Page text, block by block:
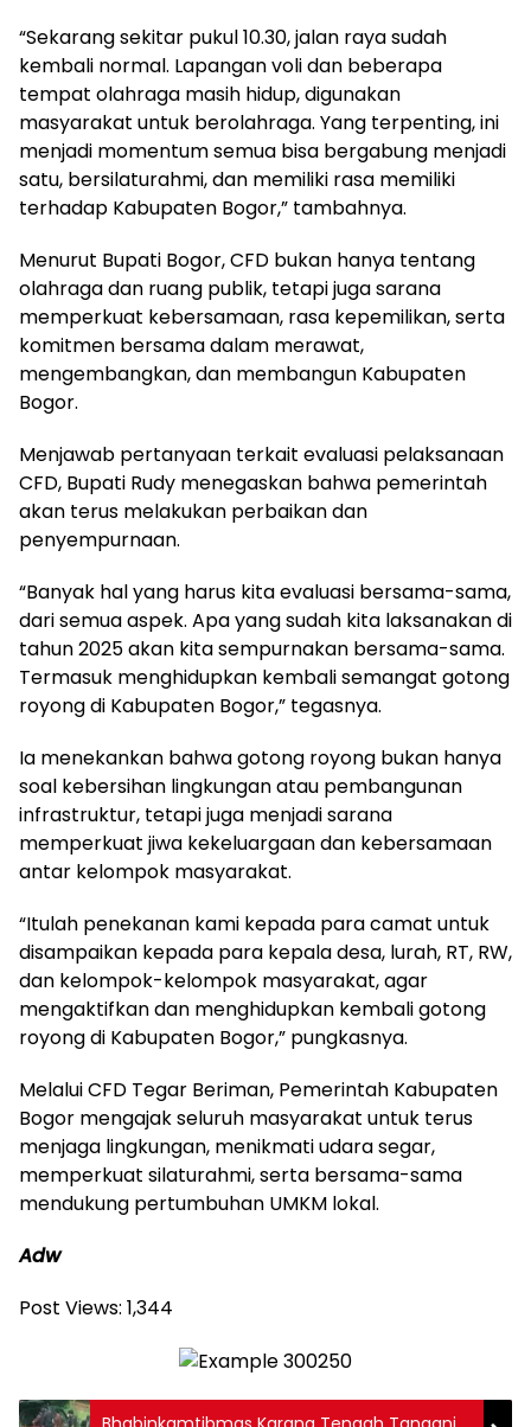
“Sekarang sekitar pukul 10.30, jalan raya sudah
kembali normal. Lapangan voli dan beberapa
tempat olahraga masih hidup, digunakan
masyarakat untuk berolahraga. Yang terpenting, ini
menjadi momentum semua bisa bergabung menjadi
satu, bersilaturahmi, dan memiliki rasa memiliki
terhadap Kabupaten Bogor,” tambahnya.
Menurut Bupati Bogor, CFD bukan hanya tentang
olahraga dan ruang publik, tetapi juga sarana
memperkuat kebersamaan, rasa kepemilikan, serta
komitmen bersama dalam merawat,
mengembangkan, dan membangun Kabupaten
Bogor.
Menjawab pertanyaan terkait evaluasi pelaksanaan
CFD, Bupati Rudy menegaskan bahwa pemerintah
akan terus melakukan perbaikan dan
penyempurnaan.
“Banyak hal yang harus kita evaluasi bersama-sama,
dari semua aspek. Apa yang sudah kita laksanakan di
tahun 2025 akan kita sempurnakan bersama-sama.
Termasuk menghidupkan kembali semangat gotong
royong di Kabupaten Bogor,” tegasnya.
Ia menekankan bahwa gotong royong bukan hanya
soal kebersihan lingkungan atau pembangunan
infrastruktur, tetapi juga menjadi sarana
memperkuat jiwa kekeluargaan dan kebersamaan
antar kelompok masyarakat.
“Itulah penekanan kami kepada para camat untuk
disampaikan kepada para kepala desa, lurah, RT, RW,
dan kelompok-kelompok masyarakat, agar
mengaktifkan dan menghidupkan kembali gotong
royong di Kabupaten Bogor,” pungkasnya.
Melalui CFD Tegar Beriman, Pemerintah Kabupaten
Bogor mengajak seluruh masyarakat untuk terus
menjaga lingkungan, menikmati udara segar,
memperkuat silaturahmi, serta bersama-sama
mendukung pertumbuhan UMKM lokal.
Adw
Post Views: 1,344